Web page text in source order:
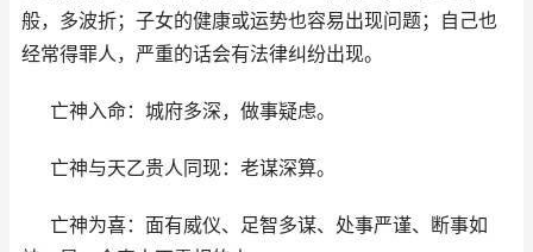
般，多波折；子女的健康或运势也容易出现问题；自己也
经常得罪人，严重的话会有法律纠纷出现。
亡神入命：城府多深，做事疑虑。
亡神与天乙贵人同现：老谋深算。
亡神为喜：面有威仪、足智多谋、处事严谨、断事如